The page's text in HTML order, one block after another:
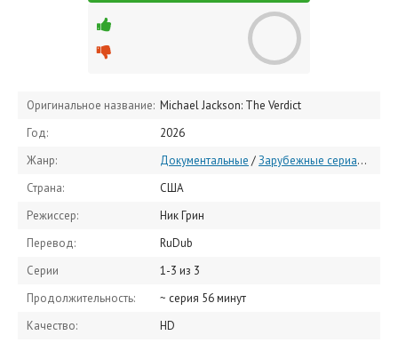
Оригинальное название: Michael Jackson: The Verdict
Год:
2026
Жанр:
Документальные /Зарубежные сериалы
Страна:
США
Режиссер:
Ник Грин
Перевод:
RuDub
Серии
1-3 из 3
Продолжительность:
~ серия 56 минут
Качество:
HD